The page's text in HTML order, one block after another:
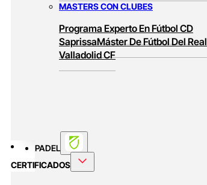
PADEL
MASTERS CON CLUBES
Programa Experto En Fútbol CD
SaprissaMáster De Fútbol Del Real
Valladolid CF
CERTIFICADOS